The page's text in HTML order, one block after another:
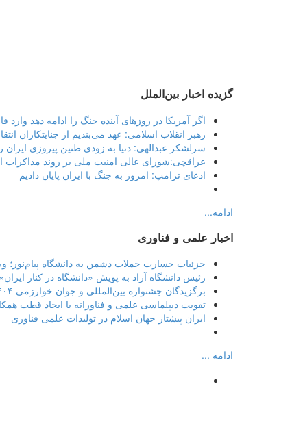
گزیده اخبار بین‌الملل
اگر آمریکا در روزهای آینده جنگ را ادامه دهد وارد
رهبر انقلاب اسلامی: عهد می‌بندیم از جنایتکاران
سرلشکر عبدالهی: دنیا به زودی طنین پیروزی ایران
عراقچی:شورای عالی امنیت ملی بر روند مذاکرات
ادعای ترامپ: امروز به جنگ با ایران پایان دادیم
ادامه...
اخبار علمی و فناوری
جزئیات خسارت حملات دشمن به دانشگاه پیام‌نور؛
رئیس دانشگاه آزاد به پویش «دانشگاه در کنار
برگزیدگان جشنواره بین‌المللی و جوان خوارزمی ۱۴۰۴ تجلیل شدند
تقویت دیپلماسی علمی و فناورانه با ایجاد قطب
ایران پیشتاز جهان اسلام در تولیدات علمی فناوری
ادامه ...